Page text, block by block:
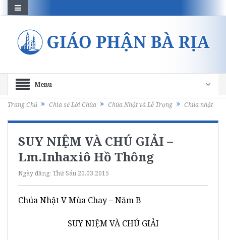
Menu
Trang Chủ Chia sẻ Lời Chúa Chúa Nhật và Lễ Trọng Chúa nhật
SUY NIỆM VÀ CHÚ GIẢI –
Lm.Inhaxiô Hồ Thông
Ngày đăng: Thứ Sáu 20.03.2015
Chúa Nhật V Mùa Chay – Năm B
SUY NIỆM VÀ CHÚ GIẢI